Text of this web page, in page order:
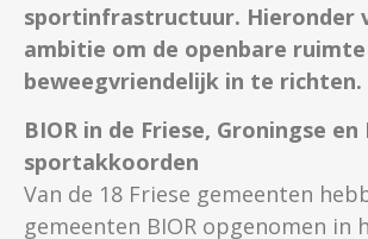
sportinfrastructuur. Hieronder
ambitie om de openbare ruimte
beweegvriendelijk in te richten.
BIOR in de Friese, Groningse
sportakkoorden
Van de 18 Friese gemeenten
gemeenten BIOR opgenomen in